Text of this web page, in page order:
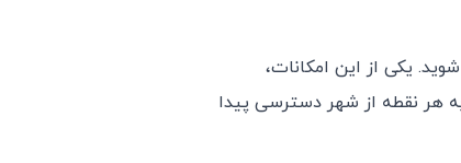
یکی از این امکانات،
هر نقطه از شهر دسترسی پیدا